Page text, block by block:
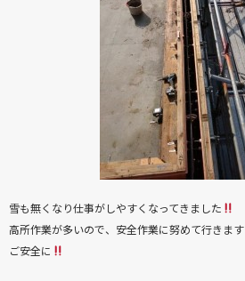
雪も無くなり仕事がしやすくなってきました
高所作業が多いので、安全作業に努めて行きます
ご安全に